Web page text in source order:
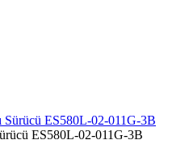
ES580L-02-011G-3B